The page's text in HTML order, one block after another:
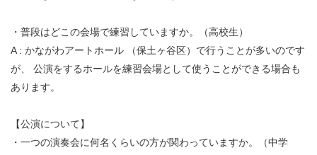
・普段はどこの会場で練習していますか。（高校生）
A : かながわアートホール （保土ヶ谷区）で行うことが多いのです
が、 公演をするホールを練習会場として使うことができる場合も
あります。
【公演について】
・一つの演奏会に何名くらいの方が関わっていますか。（中学